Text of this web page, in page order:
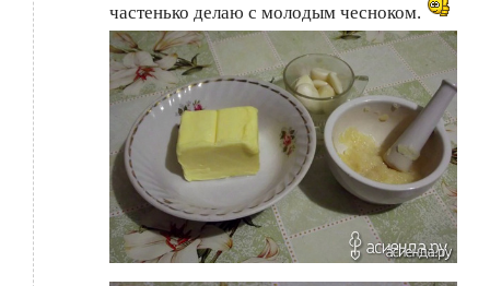
частенько делаю с молодым чесноком.